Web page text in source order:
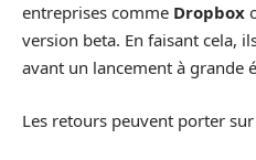
entreprises comme Dropbox
version beta. En faisant cela,
avant un lancement à grande
Les retours peuvent porter